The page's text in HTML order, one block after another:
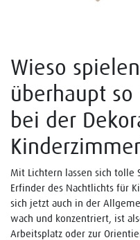
Wieso
überhaupt
bei der
Mit Lichtern lassen sich tolle
Erfinder des Nachtlichts für
sich jetzt auch in der
wach und konzentriert, ist
Arbeitsplatz oder zur